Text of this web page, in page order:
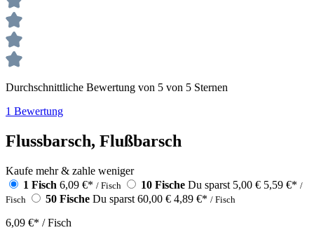
Durchschnittliche Bewertung von 5 von 5 Sternen
1 Bewertung
Flussbarsch, Flußbarsch
Kaufe mehr & zahle weniger
1 Fisch 6,09 €* / Fisch 10 Fische Du sparst 5,00 € 5,59 €* /
Fisch
50 Fische Du sparst 60,00 € 4,89 €* / Fisch
6,09 €* / Fisch